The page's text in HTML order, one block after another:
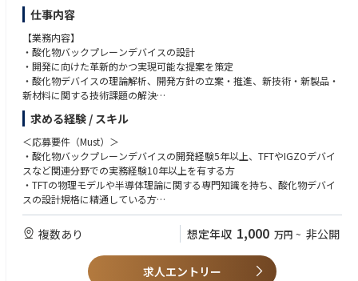
仕事内容
【業務内容】
・酸化物バックプレーンデバイスの設計
・開発に向けた革新的かつ実現可能な提案を策定
・酸化物デバイスの理論解析、開発方針の立案・推進、新技術・新製品・
新材料に関する技術課題の解決
・デバイス性能の最適化、プロセス改善、異常解析、信頼性向上に向けた
取り組みを主導
・デバイス仕様・性能指標の策定および評価を行い、合理的な管理基準の
構築を推進
求める経験 / スキル
＜応募要件（Must）＞
・酸化物バックプレーンデバイスの開発経験5年以上、TFTやIGZOデバイ
スなど関連分野での実務経験10年以上を有する方
・TFTの物理モデルや半導体理論に関する専門知識を持ち、酸化物デバイ
スの設計規格に精通している方
＜応募要件（Want）＞
・企業文化や経営戦略を理解し、その推進に主体的に取り組める方
・マネジメント経験があり、チームの成長を重視しながら、メンバーの育
成・支援に積極的に関われる方
複数あり 想定年収 1,000 万円 ~ 非公開
求人エントリー